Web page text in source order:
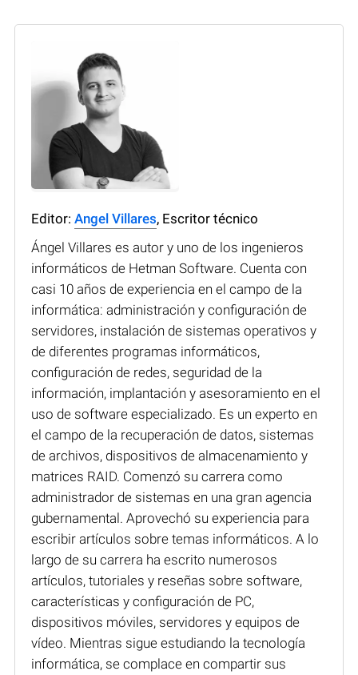
Editor: Angel Villares, Escritor técnico
Ángel Villares es autor y uno de los ingenieros
informáticos de Hetman Software. Cuenta con
casi 10 años de experiencia en el campo de la
informática: administración y configuración de
servidores, instalación de sistemas operativos y
de diferentes programas informáticos,
configuración de redes, seguridad de la
información, implantación y asesoramiento en el
uso de software especializado. Es un experto en
el campo de la recuperación de datos, sistemas
de archivos, dispositivos de almacenamiento y
matrices RAID. Comenzó su carrera como
administrador de sistemas en una gran agencia
gubernamental. Aprovechó su experiencia para
escribir artículos sobre temas informáticos. A lo
largo de su carrera ha escrito numerosos
artículos, tutoriales y reseñas sobre software,
características y configuración de PC,
dispositivos móviles, servidores y equipos de
vídeo. Mientras sigue estudiando la tecnología
informática, se complace en compartir sus